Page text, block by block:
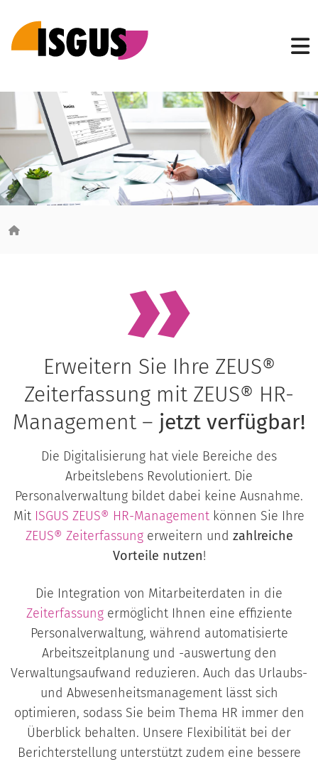
Erweitern Sie Ihre ZEUS®
Zeiterfassung mit ZEUS® HR-
Management – jetzt verfügbar!
Die Digitalisierung hat viele Bereiche des
Arbeitslebens Revolutioniert. Die
Personalverwaltung bildet dabei keine Ausnahme.
Mit ISGUS ZEUS® HR-Management können Sie Ihre
ZEUS® Zeiterfassungerweitern und zahlreiche
Vorteile nutzen!
Die Integration von Mitarbeiterdaten in die
Zeiterfassungermöglicht Ihnen eine effiziente
Personalverwaltung, während automatisierte
Arbeitszeitplanung und -auswertung den
Verwaltungsaufwand reduzieren. Auch das Urlaubs-
und Abwesenheitsmanagement lässt sich
optimieren, sodass Sie beim Thema HR immer den
Überblick behalten. Unsere Flexibilität bei der
Berichterstellung unterstützt zudem eine bessere